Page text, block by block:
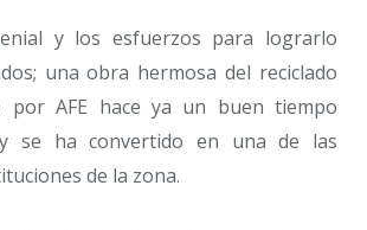
y los esfuerzos para lograrlo
una obra hermosa del reciclado
por AFE hace ya un buen tiempo
se ha convertido en una de las
de la zona.